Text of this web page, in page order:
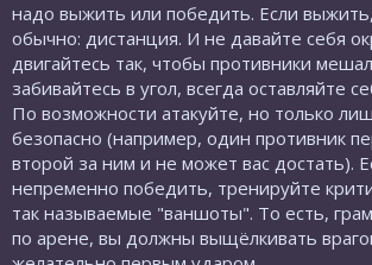
надо выжить или победить. Если
обычно: дистанция. И не давайте себя
двигайтесь так, чтобы противники
забивайтесь в угол, всегда оставляйте
По возможности атакуйте, но только
безопасно (например, один противник
второй за ним и не может вас достать).
непременно победить, тренируйте
так называемые "ваншоты". То есть,
по арене, вы должны выщёлкивать